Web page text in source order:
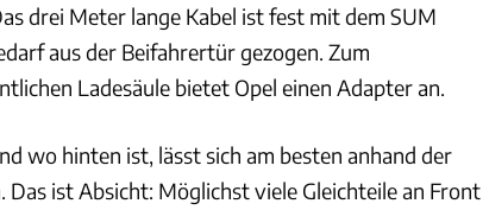
drei Meter lange Kabel ist fest mit dem SUM
aus der Beifahrertür gezogen. Zum
Ladesäule bietet Opel einen Adapter an.
wo hinten ist, lässt sich am besten anhand der
Das ist Absicht: Möglichst viele Gleichteile an Front